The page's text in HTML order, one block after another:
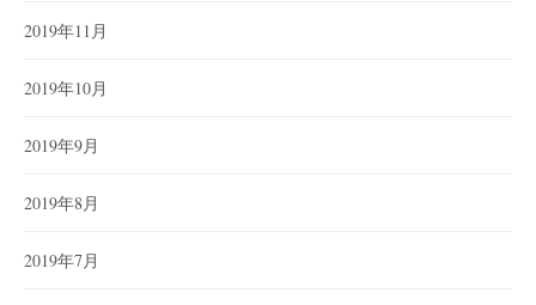
2019年11月
2019年10月
2019年9月
2019年8月
2019年7月